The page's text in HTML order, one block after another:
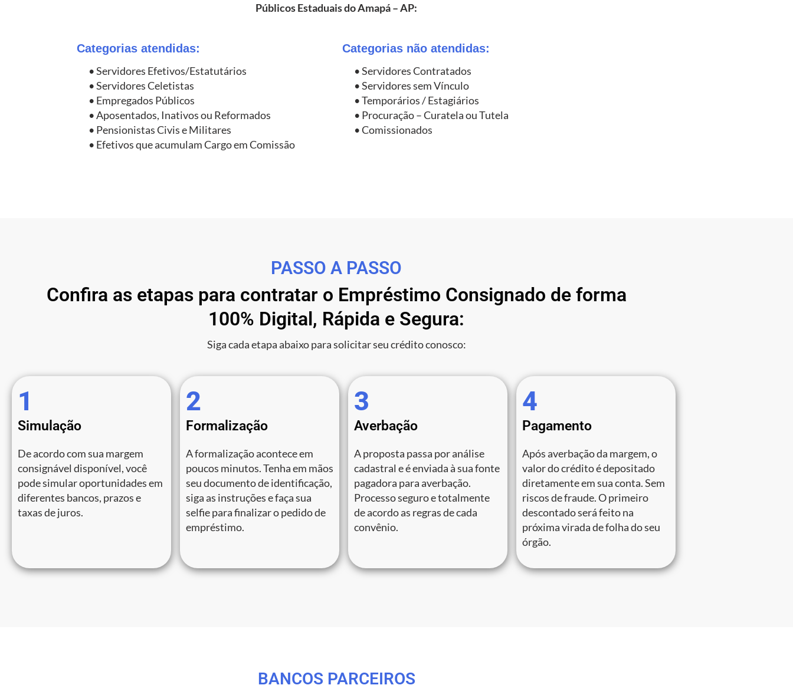
Públicos Estaduais doAmapá – AP:
Categorias atendidas:
• Servidores Efetivos/Estatutários
• Servidores Celetistas
• Empregados Públicos
• Aposentados, Inativos ou Reformados
• Pensionistas Civis e Militares
• Efetivos que acumulam Cargo em Comissão
Categorias não atendidas:
• Servidores Contratados
• Servidores sem Vínculo
• Temporários / Estagiários
• Procuração – Curatela ou Tutela
• Comissionados
PASSO A PASSO
Confira as etapas para contratar o Empréstimo Consignado de forma
100% Digital, Rápida e Segura:
Siga cada etapa abaixo para solicitar seu crédito conosco:
1
Simulação
De acordo com sua margem
consignável disponível, você
pode simular oportunidades em
diferentes bancos, prazos e
taxas de juros.
2
Formalização
A formalização acontece em
poucos minutos. Tenha em mãos
seu documento de identificação,
siga as instruções e faça sua
selfie para finalizar o pedido de
empréstimo.
3
Averbação
A proposta passa por análise
cadastral e é enviada à sua fonte
pagadora para averbação.
Processo seguro e totalmente
de acordo as regras de cada
convênio.
4
Pagamento
Após averbação da margem, o
valor do crédito é depositado
diretamente em sua conta. Sem
riscos de fraude. O primeiro
descontado será feito na
próxima virada de folha do seu
órgão.
BANCOS PARCEIROS